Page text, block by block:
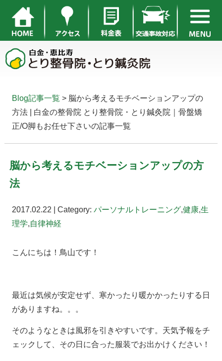
Blog記事一覧 > 脳から考えるモチベーションアップの
方法 | 白金の整骨院 とり整骨院・とり鍼灸院｜骨盤矯
正/O脚もお任せ下さいの記事一覧
脳から考えるモチベーションアップの方
法
2017.02.22 | Category: パーソナルトレーニング,健康,生
理学,自律神経
こんにちは！鳥山です！
最近は気候が安定せず、寒かったり暖かかったりする日
がありますね。。。
そのようなときは風邪を引きやすいです。天気予報をチ
ェックして、その日に合った服装でお出かけください！